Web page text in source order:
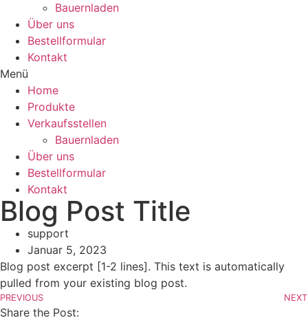
Bauernladen
Über uns
Bestellformular
Kontakt
Menü
Home
Produkte
Verkaufsstellen
Bauernladen
Über uns
Bestellformular
Kontakt
Blog Post Title
support
Januar 5, 2023
Blog post excerpt [1-2 lines]. This text is automatically
pulled from your existing blog post.
PREVIOUS NEXT
Share the Post: